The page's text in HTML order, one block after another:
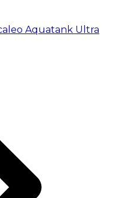
Aquatank Ultra